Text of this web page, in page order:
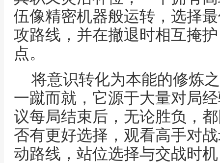
伍像精密机器般运转，选择
攻路线，并在撤退时相互掩
点。
将意识转化为本能的修炼
一蹴而就，它源于大量对局
议每局结束后，无论胜负，
否有更好选择，观看高手对
动路线，站位选择与交战时